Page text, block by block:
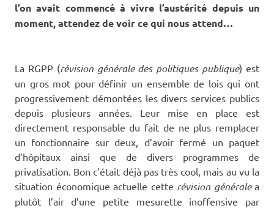
l’on avait commencé à vivre l’austérité depuis un
moment, attendez de voir ce qui nous attend…
La RGPP (révision générale des politiques publique) est
un gros mot pour définir un ensemble de lois qui ont
progressivement démontées les divers services publics
depuis plusieurs années. Leur mise en place est
directement responsable du fait de ne plus remplacer
un fonctionnaire sur deux, d’avoir fermé un paquet
d’hôpitaux ainsi que de divers programmes de
privatisation. Bon c’était déjà pas très cool, mais au vu la
situation économique actuelle cette révision généralea
plutôt l’air d’une petite mesurette inoffensive par